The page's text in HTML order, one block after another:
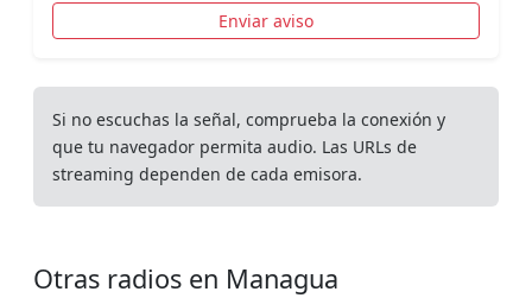
Enviar aviso
Si no escuchas la señal, comprueba la conexión y
que tu navegador permita audio. Las URLs de
streaming dependen de cada emisora.
Otras radios en Managua